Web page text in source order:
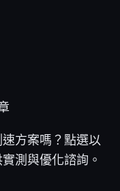
方案嗎？點選以
測與優化諮詢。